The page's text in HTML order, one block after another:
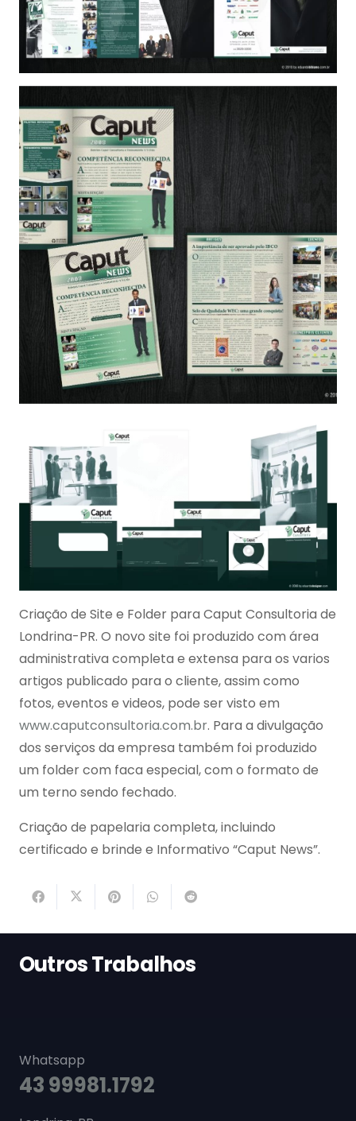
Criação de Site e Folder para Caput Consultoria de
Londrina-PR. O novo site foi produzido com área
administrativa completa e extensa para os varios
artigos publicado para o cliente, assim como
fotos, eventos e videos, pode ser visto em
www.caputconsultoria.com.br. Para a divulgação
dos serviços da empresa também foi produzido
um folder com faca especial, com o formato de
um terno sendo fechado.
Criação de papelaria completa, incluindo
certificado e brinde e Informativo “Caput News”.
Outros Trabalhos
Whatsapp
43 99981.1792